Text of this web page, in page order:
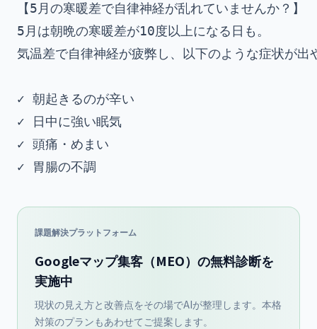
【5月の寒暖差で自律神経が乱れていませんか？】
5月は朝晩の寒暖差が10度以上になる日も。
気温差で自律神経が疲弊し、以下のような症状が
✓ 朝起きるのが辛い
✓ 日中に強い眠気
✓ 頭痛・めまい
課題解決プラットフォーム
Googleマップ集客（MEO）の無料診断を
実施中
現状の見え方と改善点をその場でAIが整理します。本格
対策のプランもあわせてご提案します。